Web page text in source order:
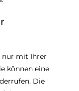
nur mit Ihrer
können eine
Die